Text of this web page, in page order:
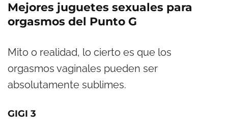
Mejores juguetes sexuales para
orgasmos del Punto G
Mito o realidad, lo cierto es que los
orgasmos vaginales pueden ser
absolutamente sublimes.
GIGI 3